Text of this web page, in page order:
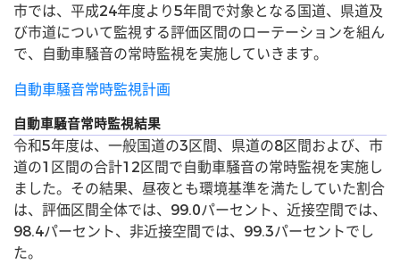
市では、平成24年度より5年間で対象となる国道、県道及
び市道について監視する評価区間のローテーションを組ん
で、自動車騒音の常時監視を実施していきます。
自動車騒音常時監視計画
自動車騒音常時監視結果
令和5年度は、一般国道の3区間、県道の8区間および、市
道の1区間の合計12区間で自動車騒音の常時監視を実施し
ました。その結果、昼夜とも環境基準を満たしていた割合
は、評価区間全体では、99.0パーセント、近接空間では、
98.4パーセント、非近接空間では、99.3パーセントでし
た。